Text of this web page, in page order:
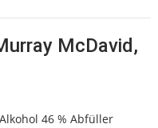
McDavid,
46 % Abfüller